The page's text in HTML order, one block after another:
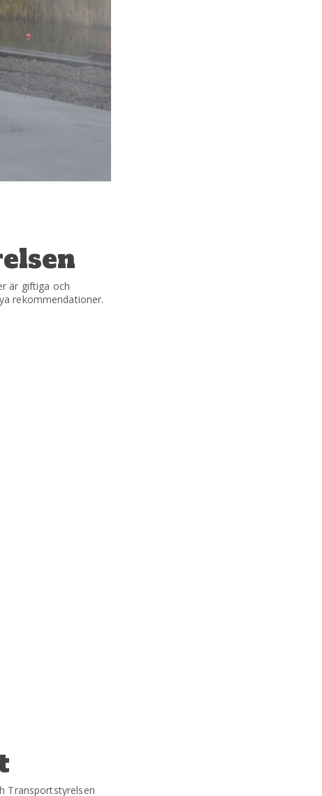
är giftiga och
rekommendationer.
Transportstyrelsen